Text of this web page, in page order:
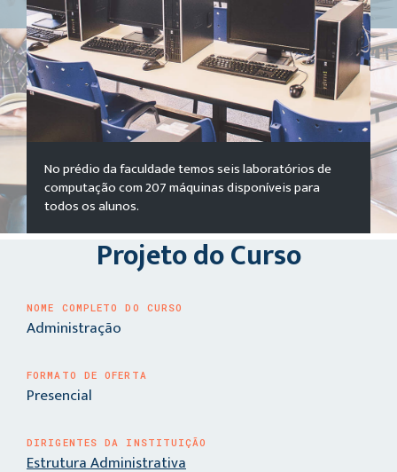
No prédio da faculdade temos seis laboratórios de
computação com 207 máquinas disponíveis para
todos os alunos.
Projeto do Curso
NOME COMPLETO DO CURSO
Administração
FORMATO DE OFERTA
Presencial
DIRIGENTES DA INSTITUIÇÃO
Estrutura Administrativa